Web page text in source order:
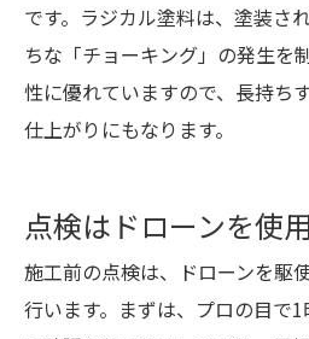
です。ラジカル塗料は、塗装さ
ちな「チョーキング」の発生を
性に優れていますので、長持ち
仕上がりにもなります。
点検はドローンを使
施工前の点検は、ドローンを駆
行います。まずは、プロの目で